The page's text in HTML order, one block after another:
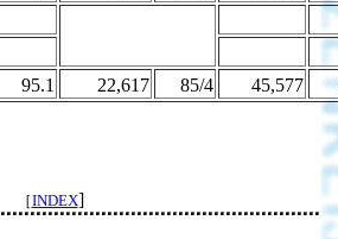
95.1 22,617 85/4 45,577
［INDEX]